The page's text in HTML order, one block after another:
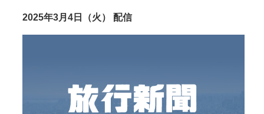
2025年3月4日（火） 配信